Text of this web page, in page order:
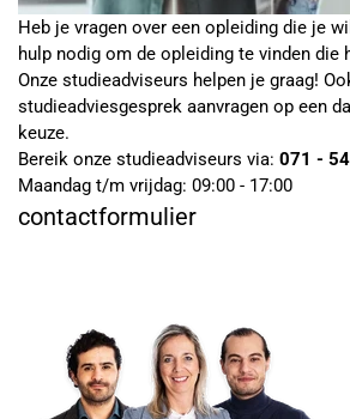
Heb je vragen over een opleiding die je
hulp nodig om de opleiding te vinden die
Onze studieadviseurs helpen je graag!
studieadviesgesprek aanvragen op een
keuze.
Bereik onze studieadviseurs via: 071 -
Maandag t/m vrijdag: 09:00 - 17:00
contactformulier